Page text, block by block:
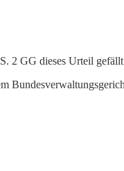
2 GG dieses Urteil